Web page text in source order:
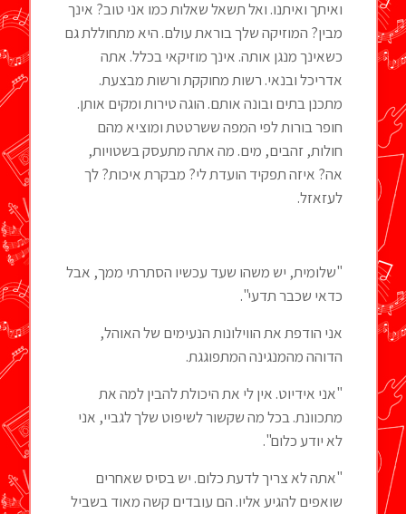
ואיתך ואיתנו. ואל תשאל שאלות כמו אני טוב? אינך
מבין? המוזיקה שלך בוראת עולם. היא מתחוללת גם
כשאינך מנגן אותה. אינך מוזיקאי בכלל. אתה
אדריכל ובנאי. רשות מחוקקת ורשות מבצעת.
מתכנן בתים ובונה אותם. הוגה טירות ומקים אותן.
חופר בורות לפי המפה ששרטטת ומוציא מהם
חולות, זהבים, מים. מה אתה מתעסק בשטויות,
אה? איזה תפקיד הועדת לי? מבקרת איכות? לך
לעזאזל.
"שלומית, יש משהו שעד עכשיו הסתרתי ממך, אבל
כדאי שכבר תדעי".
אני הודפת את הווילונות הנעימים של האוהל,
הדוהה מהמנגינה המתפוגגת.
"אני אידיוט. אין לי את היכולת להבין למה את
מתכוונת. בכל מה שקשור לשיפוט שלך לגביי, אני
לא יודע כלום".
"אתה לא צריך לדעת כלום. יש בסיס שאחרים
שואפים להגיע אליו. הם עובדים קשה מאוד בשביל